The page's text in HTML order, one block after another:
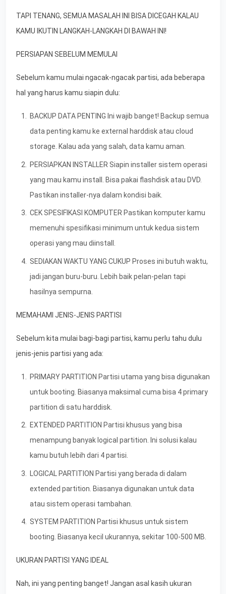
TAPI TENANG, SEMUA MASALAH INI BISA DICEGAH KALAU
KAMU IKUTIN LANGKAH-LANGKAH DI BAWAH INI!
PERSIAPAN SEBELUM MEMULAI
Sebelum kamu mulai ngacak-ngacak partisi, ada beberapa
hal yang harus kamu siapin dulu:
BACKUP DATA PENTING Ini wajib banget! Backup semua
data penting kamu ke external harddisk atau cloud
storage. Kalau ada yang salah, data kamu aman.
PERSIAPKAN INSTALLER Siapin installer sistem operasi
yang mau kamu install. Bisa pakai flashdisk atau DVD.
Pastikan installer-nya dalam kondisi baik.
CEK SPESIFIKASI KOMPUTER Pastikan komputer kamu
memenuhi spesifikasi minimum untuk kedua sistem
operasi yang mau diinstall.
SEDIAKAN WAKTU YANG CUKUP Proses ini butuh waktu,
jadi jangan buru-buru. Lebih baik pelan-pelan tapi
hasilnya sempurna.
MEMAHAMI JENIS-JENIS PARTISI
Sebelum kita mulai bagi-bagi partisi, kamu perlu tahu dulu
jenis-jenis partisi yang ada:
PRIMARY PARTITION Partisi utama yang bisa digunakan
untuk booting. Biasanya maksimal cuma bisa 4 primary
partition di satu harddisk.
EXTENDED PARTITION Partisi khusus yang bisa
menampung banyak logical partition. Ini solusi kalau
kamu butuh lebih dari 4 partisi.
LOGICAL PARTITION Partisi yang berada di dalam
extended partition. Biasanya digunakan untuk data
atau sistem operasi tambahan.
SYSTEM PARTITION Partisi khusus untuk sistem
booting. Biasanya kecil ukurannya, sekitar 100-500 MB.
UKURAN PARTISI YANG IDEAL
Nah, ini yang penting banget! Jangan asal kasih ukuran